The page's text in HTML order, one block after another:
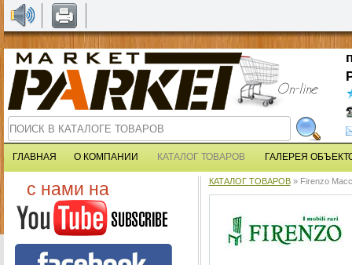
ГЛАВНАЯ О КОМПАНИИ КАТАЛОГ ТОВАРОВ ГАЛЕРЕЯ
с нами на КАТАЛОГ ТОВАРОВ» Firenzo